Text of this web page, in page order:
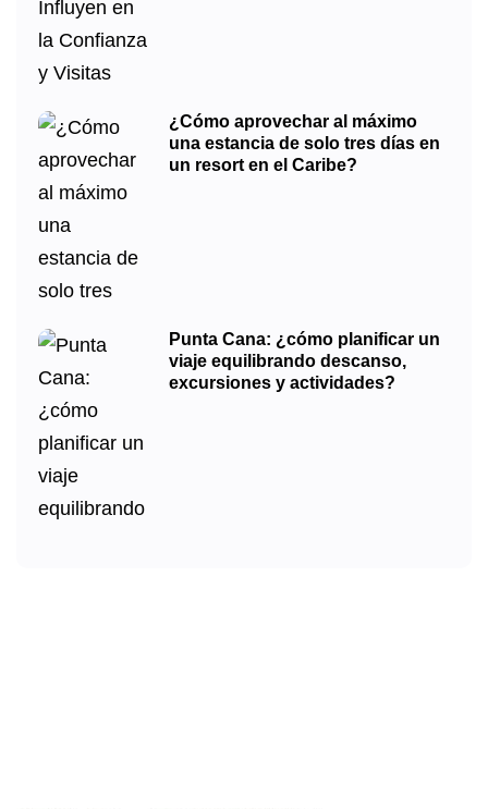
¿Cómo aprovechar al máximo
una estancia de solo tres días en
un resort en el Caribe?
Punta Cana: ¿cómo planificar un
viaje equilibrando descanso,
excursiones y actividades?